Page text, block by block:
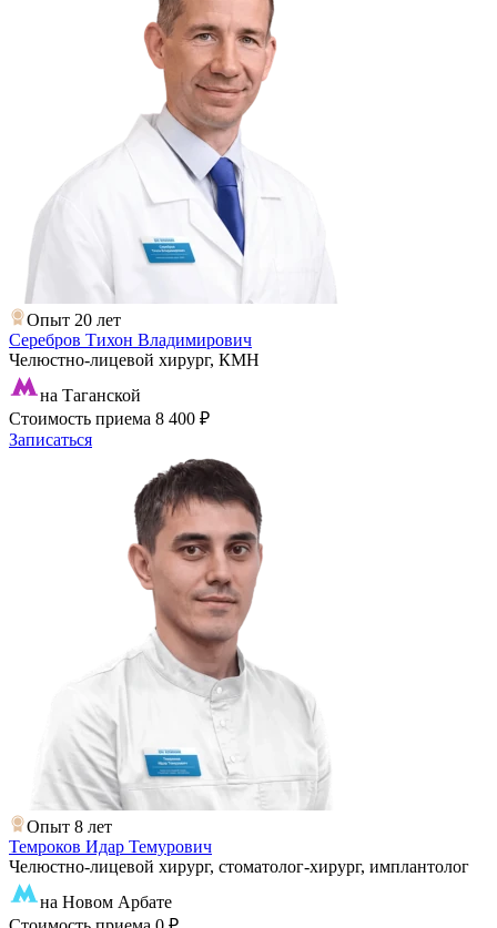
Опыт 20 лет
Серебров Тихон Владимирович
Челюстно-лицевой хирург, КМН
на Таганской
Стоимость приема 8 400 ₽
Записаться
Опыт 8 лет
Темроков Идар Темурович
Челюстно-лицевой хирург, стоматолог-хирург, имплантолог
на Новом Арбате